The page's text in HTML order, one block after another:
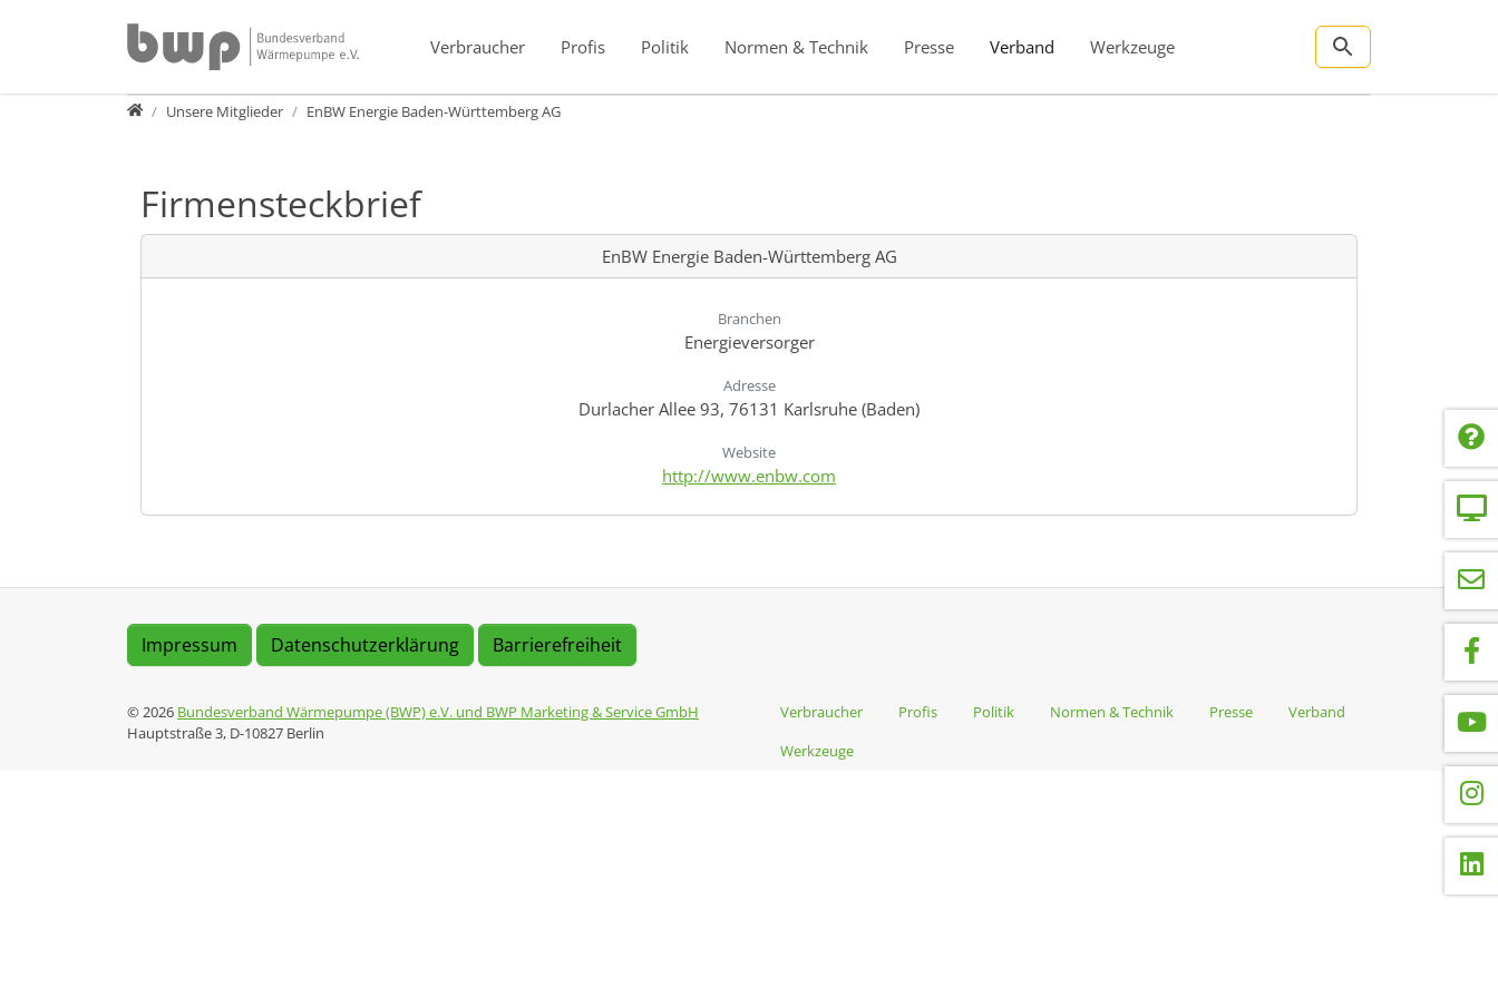
Verbraucher
Profis Politik Normen & Technik Presse Verband Werkzeuge
Verband
Unsere Mitglieder EnBW Energie Baden-Württemberg AG
Firmensteckbrief
EnBW Energie Baden-Württemberg AG
Branchen
Energieversorger
Adresse
Durlacher Allee 93, 76131 Karlsruhe (Baden)
Website
http://www.enbw.com
Impressum Datenschutzerklärung Barrierefreiheit
© 2026 Bundesverband Wärmepumpe (BWP) e.V. und BWP Marketing & Service GmbH
Hauptstraße 3, D-10827 Berlin
Verbraucher Profis Politik Normen & Technik Presse
Verband
Werkzeuge